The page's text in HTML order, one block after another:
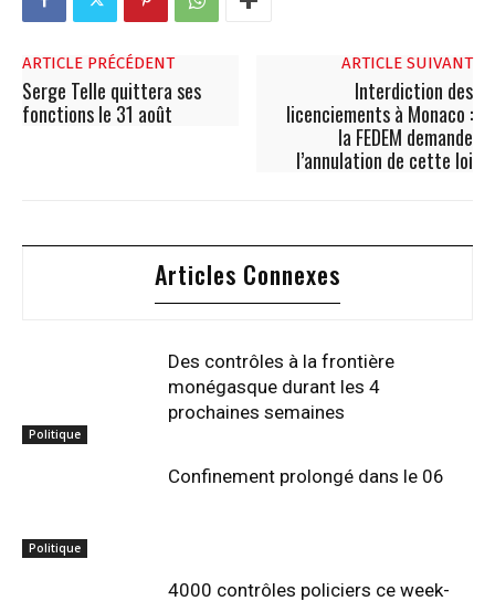
ARTICLE PRÉCÉDENT
Serge Telle quittera ses
fonctions le 31 août
ARTICLE SUIVANT
Interdiction des
licenciements à Monaco :
la FEDEM demande
l’annulation de cette loi
Articles Connexes
Politique
Des contrôles à la frontière
monégasque durant les 4
prochaines semaines
Politique
Confinement prolongé dans le 06
4000 contrôles policiers ce week-